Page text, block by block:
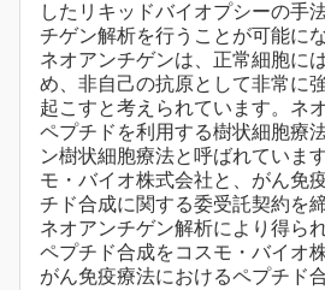
したリキッドバイオプシーの手
チゲン解析を行うことが可能に
ネオアンチゲンは、正常細胞に
め、非自己の抗原として非常に
起こすと考えられています。ネ
ペプチドを利用する樹状細胞療
ン樹状細胞療法と呼ばれていま
モ・バイオ株式会社と、がん免
チド合成に関する委受託契約を
ネオアンチゲン解析により得ら
ペプチド合成をコスモ・バイオ
がん免疫療法におけるペプチド